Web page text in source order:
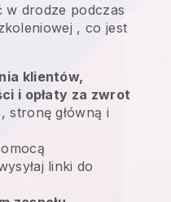
w drodze podczas
, co jest
klientów,
i opłaty za zwrot
stronę główną i
linki do